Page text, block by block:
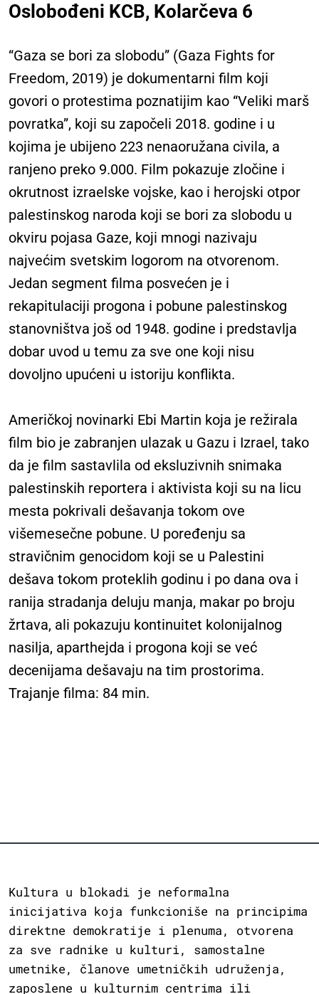
Oslobođeni KCB, Kolarčeva 6
“Gaza se bori za slobodu” (Gaza Fights for
Freedom, 2019) je dokumentarni film koji
govori o protestima poznatijim kao “Veliki marš
povratka”, koji su započeli 2018. godine i u
kojima je ubijeno 223 nenaoružana civila, a
ranjeno preko 9.000. Film pokazuje zločine i
okrutnost izraelske vojske, kao i herojski otpor
palestinskog naroda koji se bori za slobodu u
okviru pojasa Gaze, koji mnogi nazivaju
najvećim svetskim logorom na otvorenom.
Jedan segment filma posvećen je i
rekapitulaciji progona i pobune palestinskog
stanovništva još od 1948. godine i predstavlja
dobar uvod u temu za sve one koji nisu
dovoljno upućeni u istoriju konflikta.
Američkoj novinarki Ebi Martin koja je režirala
film bio je zabranjen ulazak u Gazu i Izrael, tako
da je film sastavlila od eksluzivnih snimaka
palestinskih reportera i aktivista koji su na licu
mesta pokrivali dešavanja tokom ove
višemesečne pobune. U poređenju sa
stravičnim genocidom koji se u Palestini
dešava tokom proteklih godinu i po dana ova i
ranija stradanja deluju manja, makar po broju
žrtava, ali pokazuju kontinuitet kolonijalnog
nasilja, aparthejda i progona koji se već
decenijama dešavaju na tim prostorima.
Trajanje filma: 84 min.
Kultura u blokadi je neformalna
inicijativa koja funkcioniše na principima
direktne demokratije i plenuma, otvorena
za sve radnike u kulturi, samostalne
umetnike, članove umetničkih udruženja,
zaposlene u kulturnim centrima ili